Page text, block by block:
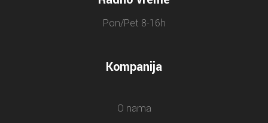
Pon/Pet 8-16h
Kompanija
O nama